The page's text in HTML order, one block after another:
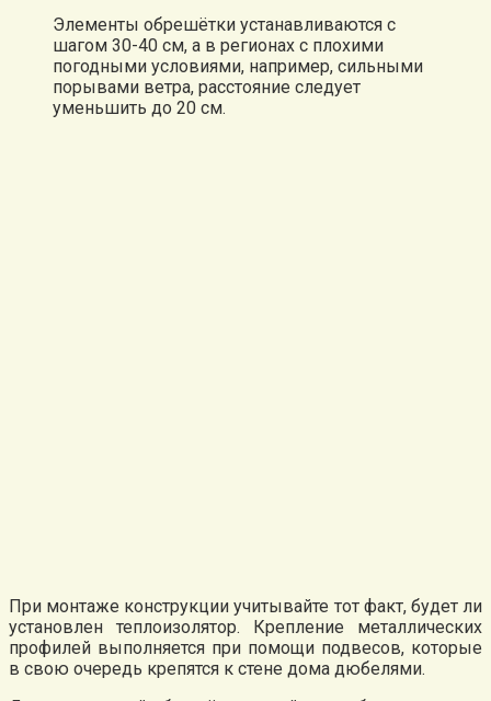
Элементы обрешётки устанавливаются с
шагом 30-40 см, а в регионах с плохими
погодными условиями, например, сильными
порывами ветра, расстояние следует
уменьшить до 20 см.
При монтаже конструкции учитывайте тот факт, будет ли
установлен теплоизолятор. Крепление металлических
профилей выполняется при помощи подвесов, которые
в свою очередь крепятся к стене дома дюбелями.